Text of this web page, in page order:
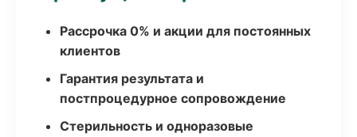
Рассрочка 0% и акции для постоянных
клиентов
Гарантия результата и
постпроцедурное сопровождение
Стерильность и одноразовые